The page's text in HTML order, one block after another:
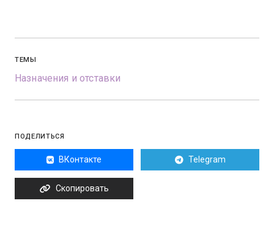
ТЕМЫ
Назначения и отставки
ПОДЕЛИТЬСЯ
ВКонтакте Telegram
Скопировать